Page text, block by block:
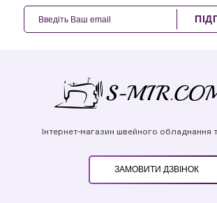
Інтернет-магазин швейного обладнання
ЗАМОВИТИ ДЗВІНОК